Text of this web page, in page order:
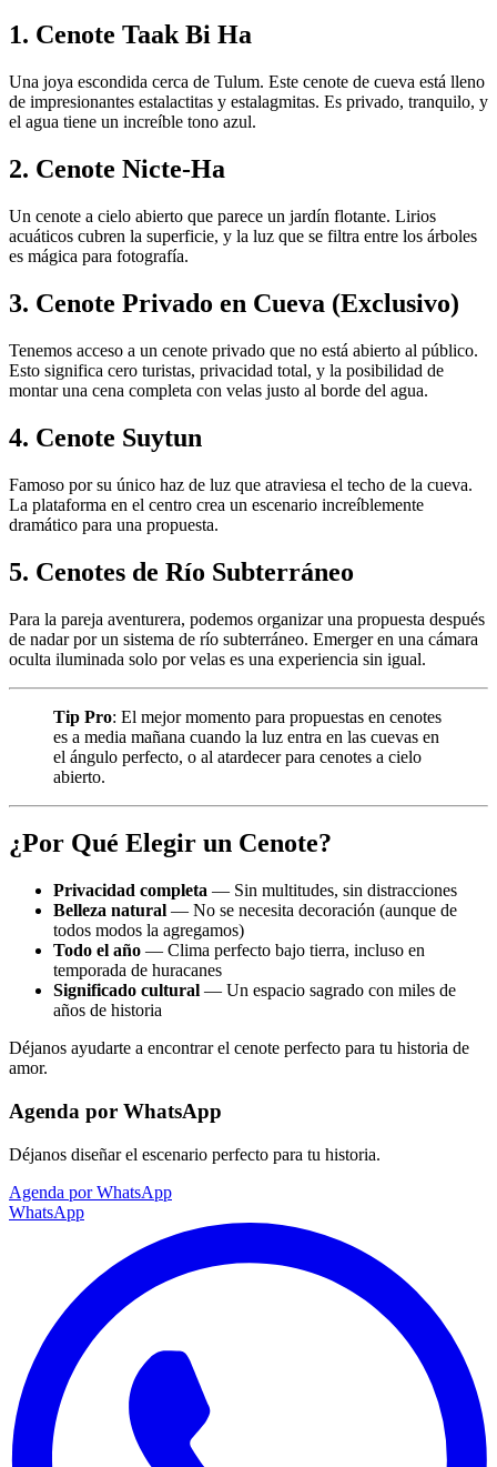
1. Cenote Taak Bi Ha
Una joya escondida cerca de Tulum. Este cenote de cueva está lleno
de impresionantes estalactitas y estalagmitas. Es privado, tranquilo, y
el agua tiene un increíble tono azul.
2. Cenote Nicte-Ha
Un cenote a cielo abierto que parece un jardín flotante. Lirios
acuáticos cubren la superficie, y la luz que se filtra entre los árboles
es mágica para fotografía.
3. Cenote Privado en Cueva (Exclusivo)
Tenemos acceso a un cenote privado que no está abierto al público.
Esto significa cero turistas, privacidad total, y la posibilidad de
montar una cena completa con velas justo al borde del agua.
4. Cenote Suytun
Famoso por su único haz de luz que atraviesa el techo de la cueva.
La plataforma en el centro crea un escenario increíblemente
dramático para una propuesta.
5. Cenotes de Río Subterráneo
Para la pareja aventurera, podemos organizar una propuesta después
de nadar por un sistema de río subterráneo. Emerger en una cámara
oculta iluminada solo por velas es una experiencia sin igual.
Tip Pro: El mejor momento para propuestas en cenotes
es a media mañana cuando la luz entra en las cuevas en
el ángulo perfecto, o al atardecer para cenotes a cielo
abierto.
¿Por Qué Elegir un Cenote?
Privacidad completa — Sin multitudes, sin distracciones
Belleza natural — No se necesita decoración (aunque de
todos modos la agregamos)
Todo el año — Clima perfecto bajo tierra, incluso en
temporada de huracanes
Significado cultural — Un espacio sagrado con miles de
años de historia
Déjanos ayudarte a encontrar el cenote perfecto para tu historia de
amor.
Agenda por WhatsApp
Déjanos diseñar el escenario perfecto para tu historia.
Agenda por WhatsApp
WhatsApp